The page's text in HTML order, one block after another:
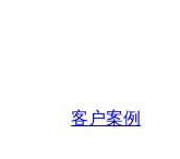
客户案例